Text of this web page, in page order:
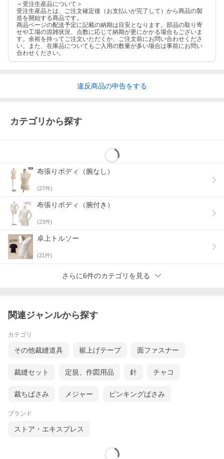
＜受注生産品について＞
受注生産品とは、ご注文確定後（お支払いが完了して）から商品の製
造を開始する商品です。
商品ページの配送予定に記載の納期は目安となります。部品の取り寄
せや工場の混雑状況、点数に応じて納期が更にかかる場合もございま
す。余裕を持ってご注文いただくか、ご注文前にお問い合わせくださ
い。また、在庫品についてもご入用の数量が多い場合は事前にお問い
合わせください。
違反商品の申告をする
カテゴリから探す
布張りボディ（腕なし）
(27件)
布張りボディ（腕付き）
(23件)
卓上トルソー
(21件)
さらに6件のカテゴリを見る
関連ジャンルから探す
カテゴリ
その他裁縫道具 裾上げテープ 面ファスナー
裁縫セット 定規、作図用品 針 チャコ
裁ちばさみ メジャー ピンキングばさみ
ブランド
ストア・エキスプレス